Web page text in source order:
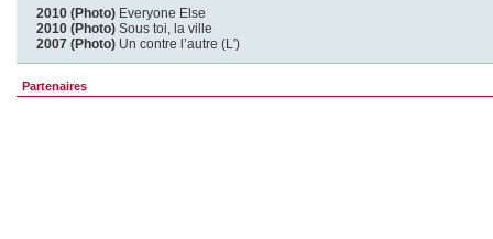
2010 (Photo) Everyone Else
2010 (Photo) Sous toi, la ville
2007 (Photo) Un contre l’autre (L')
Partenaires